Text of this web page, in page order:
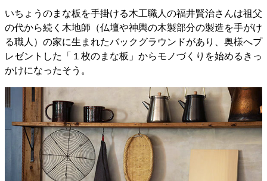
いちょうのまな板を手掛ける木工職人の福井賢治さんは祖父
の代から続く木地師（仏壇や神輿の木製部分の製造を手がけ
る職人）の家に生まれたバックグラウンドがあり、奥様へプ
レゼントした「１枚のまな板」からモノづくりを始めるきっ
かけになったそう。